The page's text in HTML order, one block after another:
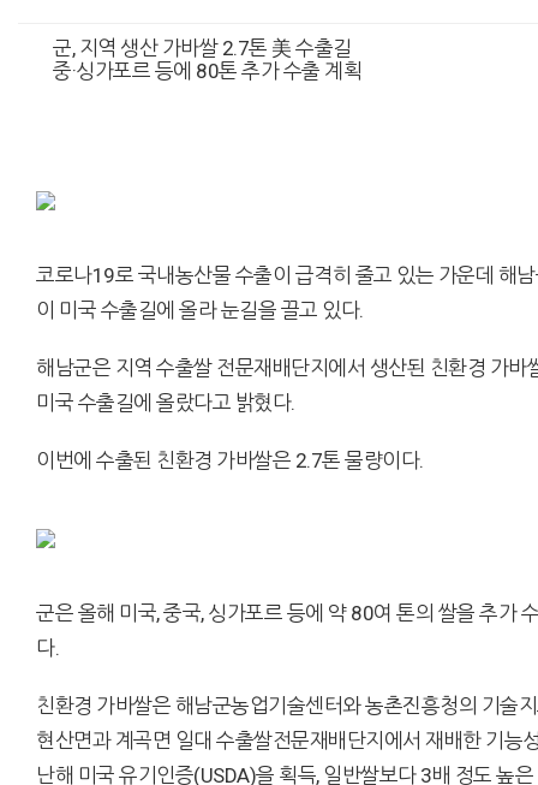
군, 지역 생산 가바쌀 2.7톤 美 수출길
중·싱가포르 등에 80톤 추가 수출 계획
코로나19로 국내농산물 수출이 급격히 줄고 있는 가운데 해
이 미국 수출길에 올라 눈길을 끌고 있다.
해남군은 지역 수출쌀 전문재배단지에서 생산된 친환경 가바
미국 수출길에 올랐다고 밝혔다.
이번에 수출된 친환경 가바쌀은 2.7톤 물량이다.
군은 올해 미국, 중국, 싱가포르 등에 약 80여 톤의 쌀을 추가
다.
친환경 가바쌀은 해남군농업기술센터와 농촌진흥청의 기술
현산면과 계곡면 일대 수출쌀전문재배단지에서 재배한 기능
난해 미국 유기인증(USDA)을 획득, 일반쌀보다 3배 정도 높